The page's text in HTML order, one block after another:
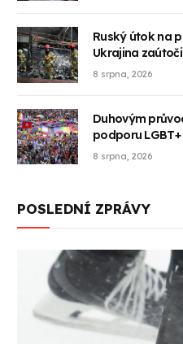
Ruský útok na
Ukrajina
8 srpna, 2026
Duhovým
podporu
8 srpna, 2026
POSLEDNÍ ZPRÁVY